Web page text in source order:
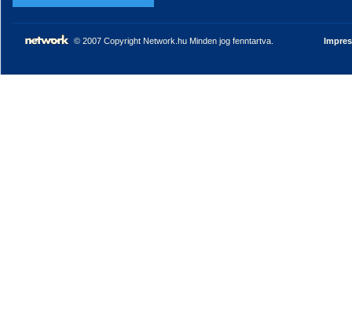
© 2007 Copyright Network.hu Minden jog fenntartva.